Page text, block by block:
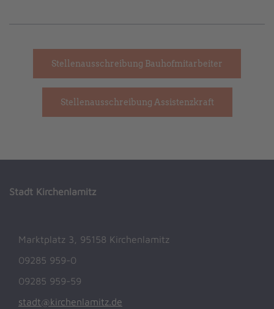
Stellenausschreibung Bauhofmitarbeiter
Stellenausschreibung Assistenzkraft
Stadt Kirchenlamitz
Marktplatz 3, 95158 Kirchenlamitz
09285 959-0
09285 959-59
stadt@kirchenlamitz.de